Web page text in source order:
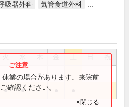
吸器外科 気管食道外科
祝
●
● ●
業の場合があります。来院前
確認ください。
×閉じる